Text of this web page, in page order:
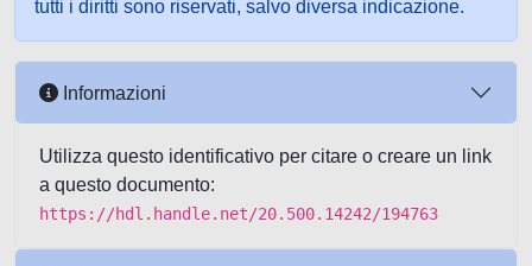
tutti i diritti sono riservati, salvo diversa indicazione.
Informazioni
Utilizza questo identificativo per citare o creare un link
a questo documento:
https://hdl.handle.net/20.500.14242/194763